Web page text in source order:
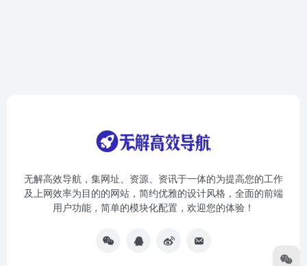
无解高效导航，集网址、资源、资讯于一体的为提高您的工作
及上网效率为目的的网站，简约优雅的设计风格，全面的前端
用户功能，简单的模块化配置，欢迎您的体验！